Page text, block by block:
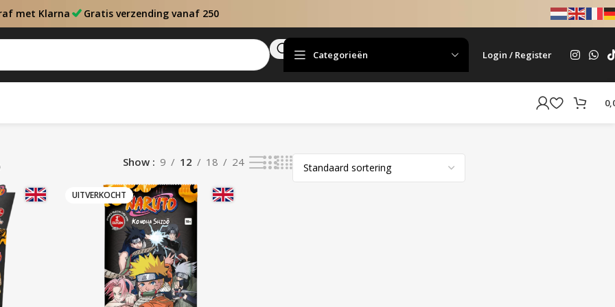
met Klarna Gratis verzending vanaf 250
Categorieën Login / Register
Show 9 12 18 24
UITVERKOCHT